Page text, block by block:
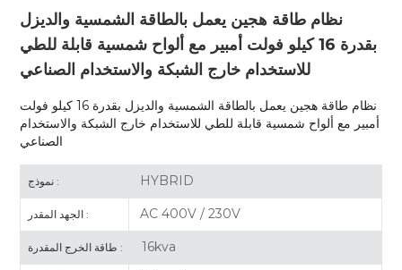
نظام طاقة هجين يعمل بالطاقة الشمسية والديزل
بقدرة 16 كيلو فولت أمبير مع ألواح شمسية قابلة للطي
للاستخدام خارج الشبكة والاستخدام الصناعي
نظام طاقة هجين يعمل بالطاقة الشمسية والديزل بقدرة 16 كيلو فولت
أمبير مع ألواح شمسية قابلة للطي للاستخدام خارج الشبكة والاستخدام
الصناعي
نموذج : HYBRID
الجهد المقدر : AC 400V / 230V
طاقة الخرج المقدرة : 16kva